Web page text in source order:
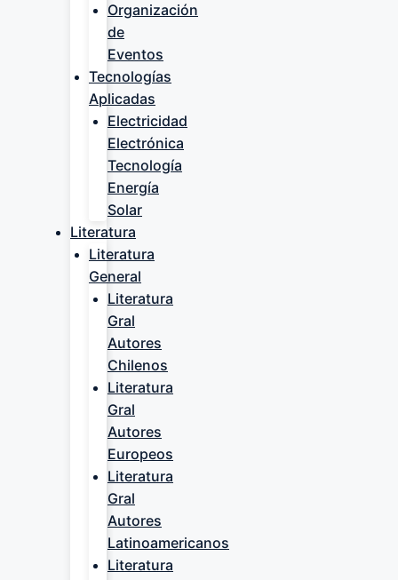
Organización
de
Eventos
Tecnologías
Aplicadas
Electricidad
Electrónica
Tecnología
Energía
Solar
Literatura
Literatura
General
Literatura
Gral
Autores
Chilenos
Literatura
Gral
Autores
Europeos
Literatura
Gral
Autores
Latinoamericanos
Literatura